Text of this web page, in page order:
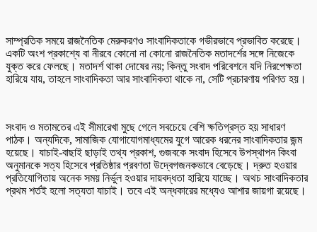
সাম্প্রতিক সময়ে রাজনৈতিক মেরুকরণও সাংবাদিকতাকে গভীরভাবে প্রভাবিত করেছে।
একটি অংশ প্রকাশ্যে বা নীরবে কোনো না কোনো রাজনৈতিক মতাদর্শের সঙ্গে নিজেকে
যুক্ত করে ফেলছে। মতাদর্শ থাকা দোষের নয়; কিন্তু সংবাদ পরিবেশনে যদি নিরপেক্ষতা
হারিয়ে যায়, তাহলে সাংবাদিকতা আর সাংবাদিকতা থাকে না, সেটি প্রচারণায় পরিণত হয়।
সংবাদ ও মতামতের এই সীমারেখা মুছে গেলে সবচেয়ে বেশি ক্ষতিগ্রস্ত হয় সাধারণ
পাঠক। অন্যদিকে, সামাজিক যোগাযোগমাধ্যমের যুগে আরেক ধরনের সাংবাদিকতার জন্ম
হয়েছে। যাচাই-বাছাই ছাড়াই তথ্য প্রকাশ, গুজবকে সংবাদ হিসেবে উপস্থাপন কিংবা
অনুমানকে সত্য হিসেবে প্রতিষ্ঠার প্রবণতা উদ্বেগজনকভাবে বেড়েছে। দ্রুত হওয়ার
প্রতিযোগিতায় অনেক সময় নির্ভুল হওয়ার দায়বদ্ধতা হারিয়ে যাচ্ছে। অথচ সাংবাদিকতার
প্রথম শর্তই হলো সত্যতা যাচাই। তবে এই অন্ধকারের মধ্যেও আশার জায়গা রয়েছে।